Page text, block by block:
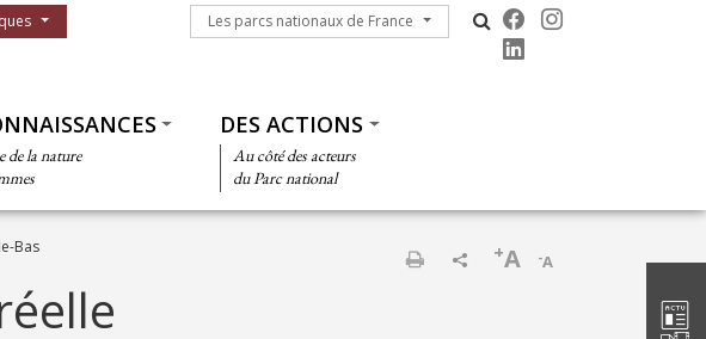
Les parcs nationaux de France
Les parcs nationaux de France
de la nature
DES ACTIONS
Au côté des acteurs
du Parc national
Bas
-A
+A